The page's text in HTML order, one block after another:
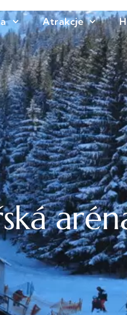
Atrakcje